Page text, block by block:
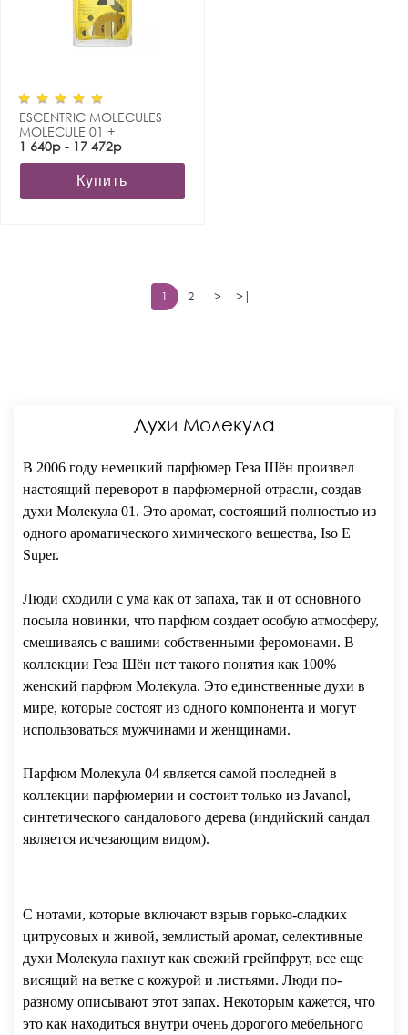
ESCENTRIC MOLECULES
MOLECULE 01 +
MANDARIN
1 640р - 17 472р
Купить
1 2 > >|
Духи Молекула
В 2006 году немецкий парфюмер Геза Шён произвел
настоящий переворот в парфюмерной отрасли, создав
духи Молекула 01. Это аромат, состоящий полностью из
одного ароматического химического вещества, Iso E
Super.
Люди сходили с ума как от запаха, так и от основного
посыла новинки, что парфюм создает особую атмосферу,
смешиваясь с вашими собственными феромонами. В
коллекции Геза Шён нет такого понятия как 100%
женский парфюм Молекула. Это единственные духи в
мире, которые состоят из одного компонента и могут
использоваться мужчинами и женщинами.
Парфюм Молекула 04 является самой последней в
коллекции парфюмерии и состоит только из Javanol,
синтетического сандалового дерева (индийский сандал
является исчезающим видом).
С нотами, которые включают взрыв горько-сладких
цитрусовых и живой, землистый аромат, селективные
духи Молекула пахнут как свежий грейпфрут, все еще
висящий на ветке с кожурой и листьями. Люди по-
разному описывают этот запах. Некоторым кажется, что
это как находиться внутри очень дорогого мебельного